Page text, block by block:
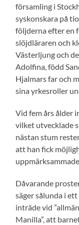
församling i
syskonskara på
följderna efter en
slöjdläraren och
Väs­terljung och
Adolfina, född
Hjalmars far och
sina yrkesroller
Vid fem års ålder
vilket utvecklade
nästan stum
att han fick
Dåvarande
säger sålunda i
inträde vid
Manilla”, att